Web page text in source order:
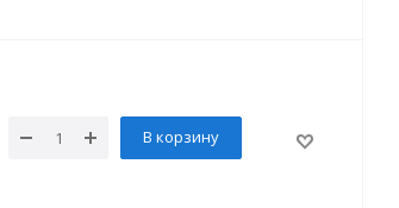
В корзину